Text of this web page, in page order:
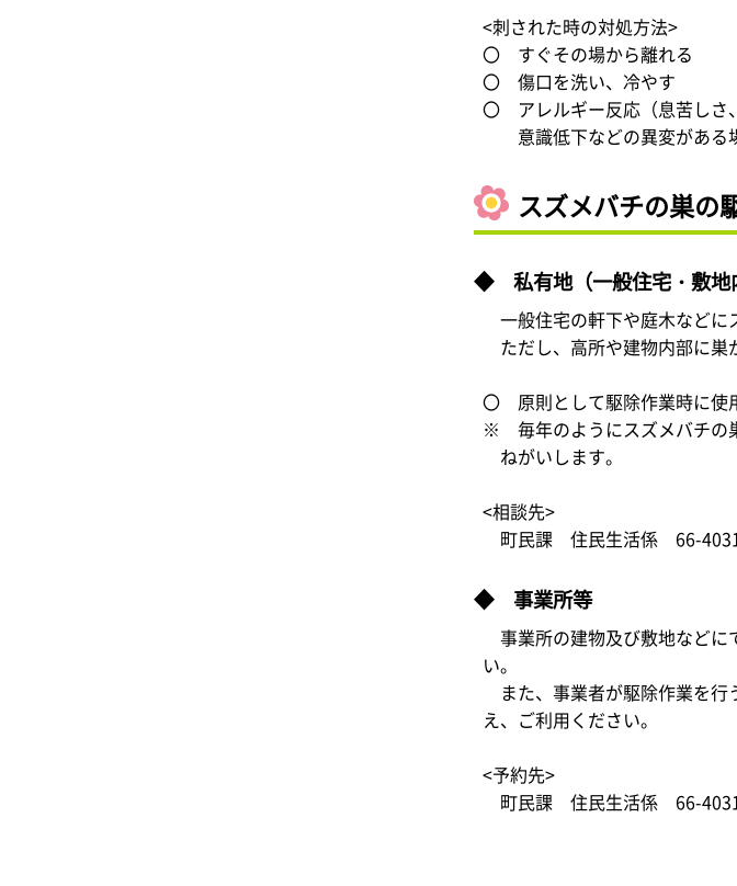
<刺された時の対処方法>
〇 すぐその場から離れる
〇 傷口を洗い、冷やす
〇 アレルギー反応（息苦しさ
意識低下などの異変がある
スズメバチの巣の
◆ 私有地（一般住宅・敷
一般住宅の軒下や庭木などに
ただし、高所や建物内部に巣
〇 原則として駆除作業時に使
※ 毎年のようにスズメバチの
ねがいします。
<相談先>
町民課 住民生活係 66-4031
◆ 事業所等
事業所の建物及び敷地などに
い。
また、事業者が駆除作業を行
え、ご利用ください。
<予約先>
町民課 住民生活係 66-4031